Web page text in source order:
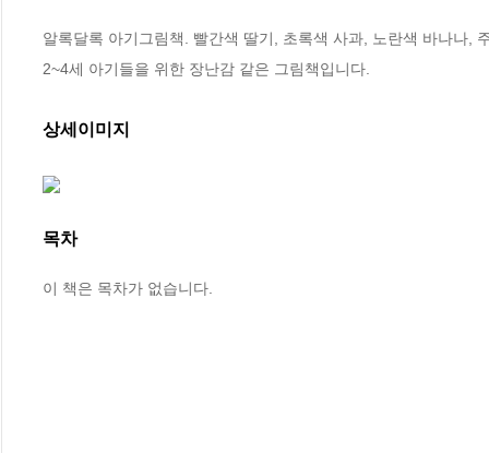
알록달록 아기그림책. 빨간색 딸기, 초록색 사과, 노란색 바나나,
2~4세 아기들을 위한 장난감 같은 그림책입니다.
상세이미지
목차
이 책은 목차가 없습니다.